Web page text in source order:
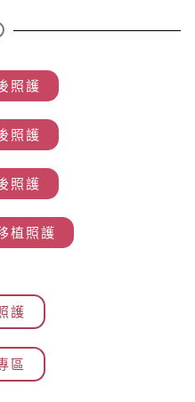
照護
照護
照護
植照護
護
區